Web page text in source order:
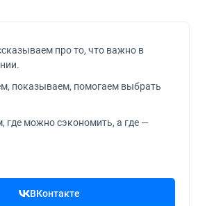
про то, что важно в
показываем, помогаем выбрать
где можно сэкономить, а где —
ВКонтакте